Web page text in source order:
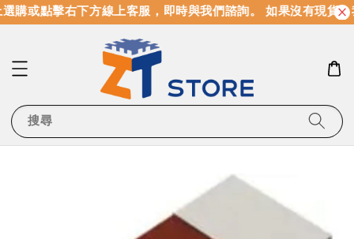
購或點擊右下方線上客服，即時與我們諮詢。 如果沒有現貨，
搜尋